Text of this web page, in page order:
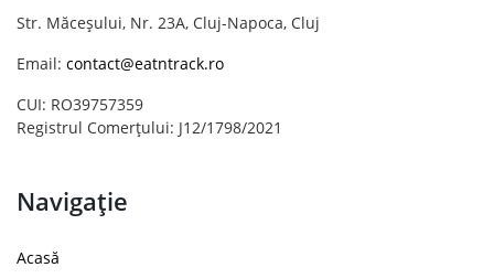
Str. Măceșului, Nr. 23A, Cluj-Napoca, Cluj
Email: contact@eatntrack.ro
CUI: RO39757359
Registrul Comerțului: J12/1798/2021
Navigație
Acasă